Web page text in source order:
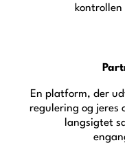
En platform, der
regulering og jeres
langsigtet